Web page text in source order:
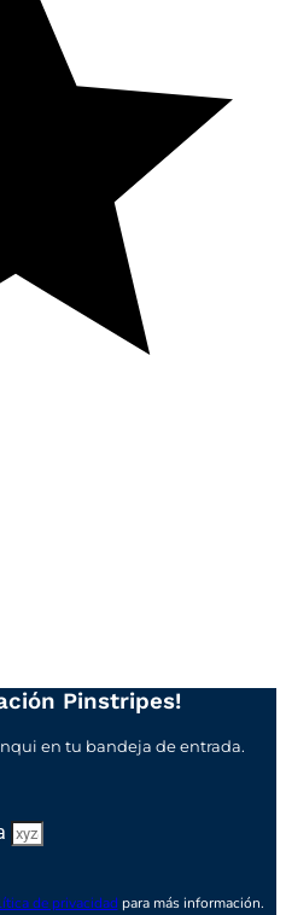
Pinstripes!
en tu bandeja de entrada.
de privacidad para más información.